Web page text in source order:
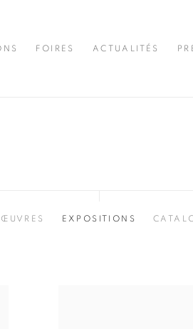
FOIRES ACTUALITÉS
ŒUVRES EXPOSITIONS